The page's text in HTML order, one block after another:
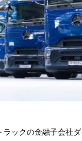
ックの金融子会社